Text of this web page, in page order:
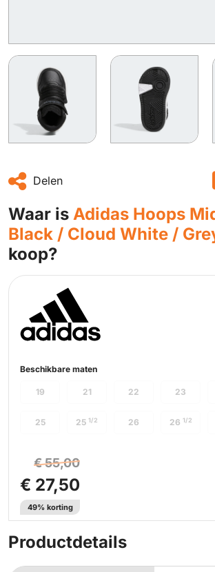
Delen
Waar is Adidas Hoops
Black / Cloud White /
koop?
Beschikbare maten
19 21 22 23
25 25 1/2 26 26 1/2
€ 55,00
€ 27,50
49% korting
Productdetails